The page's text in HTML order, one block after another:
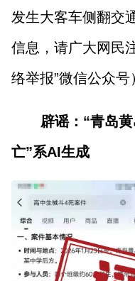
发生大客车侧翻交
信息，请广大网民
络举报”微信公众号
辟谣：“青岛
亡”系AI生成